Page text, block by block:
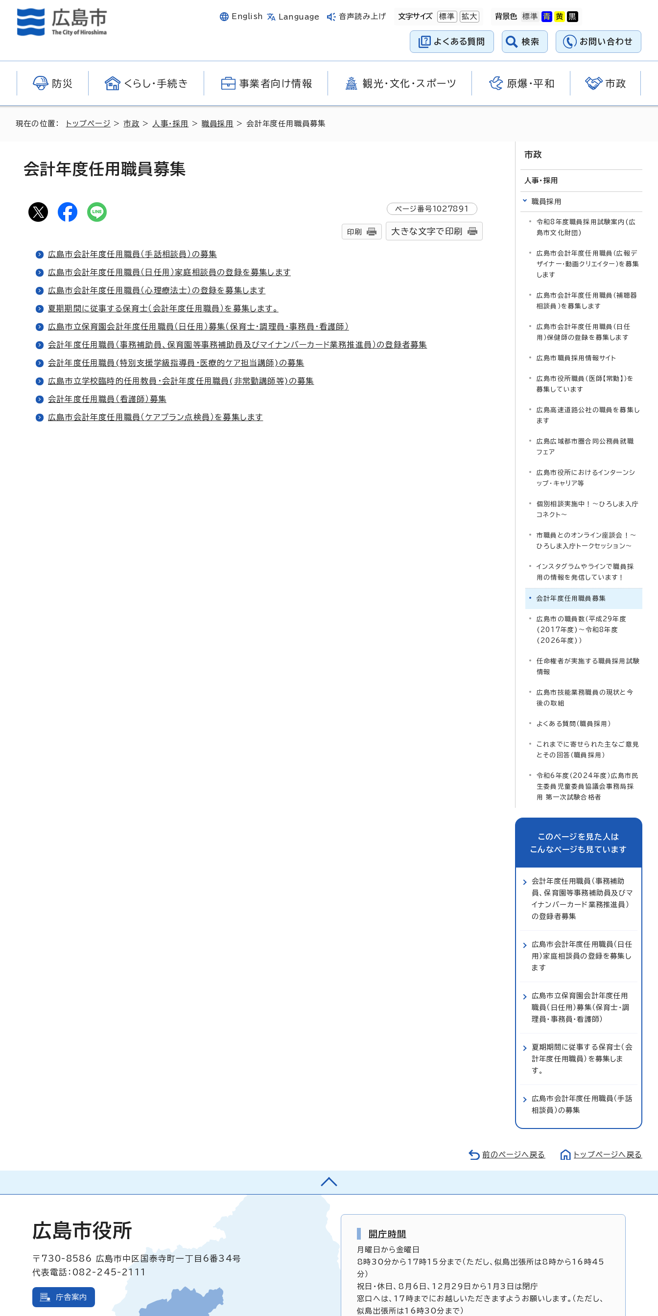
English Language 音声読み上げ 文字サイズ 標準 拡大 背景色
よくある質問 検索 お問い合わせ
防災 くらし・手続き 事業者向け情報 観光・文化・スポーツ 原爆・平和 市政
現在の位置： トップページ >市政 > 人事・採用 >職員採用 > 会計年度任用職員募集
会計年度任用職員募集
ページ番号1027891
印刷 大きな文字で印刷
広島市会計年度任用職員（手話相談員）の募集
広島市会計年度任用職員（日任用）家庭相談員の登録を募集します
広島市会計年度任用職員（心理療法士）の登録を募集します
夏期期間に従事する保育士（会計年度任用職員）を募集します。
広島市立保育園会計年度任用職員（日任用）募集（保育士・調理員・事務員・看護師）
会計年度任用職員（事務補助員、保育園等事務補助員及びマイナンバーカード業務推進員）の登録者募集
会計年度任用職員(特別支援学級指導員・医療的ケア担当講師)の募集
広島市立学校臨時的任用教員・会計年度任用職員(非常勤講師等)の募集
会計年度任用職員（看護師）募集
広島市会計年度任用職員（ケアプラン点検員）を募集します
市政
人事・採用
職員採用
令和8年度職員採用試験案内(広
島市文化財団)
広島市会計年度任用職員（広報デ
ザイナー・動画クリエイター）を募集
します
広島市会計年度任用職員（補聴器
相談員）を募集します
広島市会計年度任用職員（日任
用）保健師の登録を募集します
広島市職員採用情報サイト
広島市役所職員（医師【常勤】）を
募集しています
広島高速道路公社の職員を募集し
ます
広島広域都市圏合同公務員就職
フェア
広島市役所におけるインターンシ
ップ・キャリア等
個別相談実施中！～ひろしま入庁
コネクト～
市職員とのオンライン座談会！～
ひろしま入庁トークセッション～
インスタグラムやラインで職員採
用の情報を発信しています！
会計年度任用職員募集
広島市の職員数（平成29年度
(2017年度)～令和8年度
(2026年度)）
任命権者が実施する職員採用試験
情報
広島市技能業務職員の現状と今
後の取組
よくある質問（職員採用）
これまでに寄せられた主なご意見
とその回答（職員採用）
令和6年度（2024年度）広島市民
生委員児童委員協議会事務局採
用 第一次試験合格者
このページを見た人は
こんなページも見ています
会計年度任用職員（事務補助
員、保育園等事務補助員及びマ
イナンバーカード業務推進員）
の登録者募集
広島市会計年度任用職員（日任
用）家庭相談員の登録を募集し
ます
広島市立保育園会計年度任用
職員（日任用）募集（保育士・調
理員・事務員・看護師）
夏期期間に従事する保育士（会
計年度任用職員）を募集しま
す。
広島市会計年度任用職員（手話
相談員）の募集
前のページへ戻る トップページへ戻る
広島市役所
〒730-8586
広島市中区国泰寺町一丁目6番34号
代表電話：082-245-2111
庁舎案内
開庁時間
月曜日から金曜日
8時30分から17時15分まで（ただし、似島出張所は8時から16時45
分）
祝日・休日、8月6日、12月29日から1月3日は閉庁
窓口へは、17時までにお越しいただきますようお願いします。（ただし、
似島出張所は16時30分まで）